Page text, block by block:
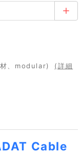
、modular)
(詳細
Cable